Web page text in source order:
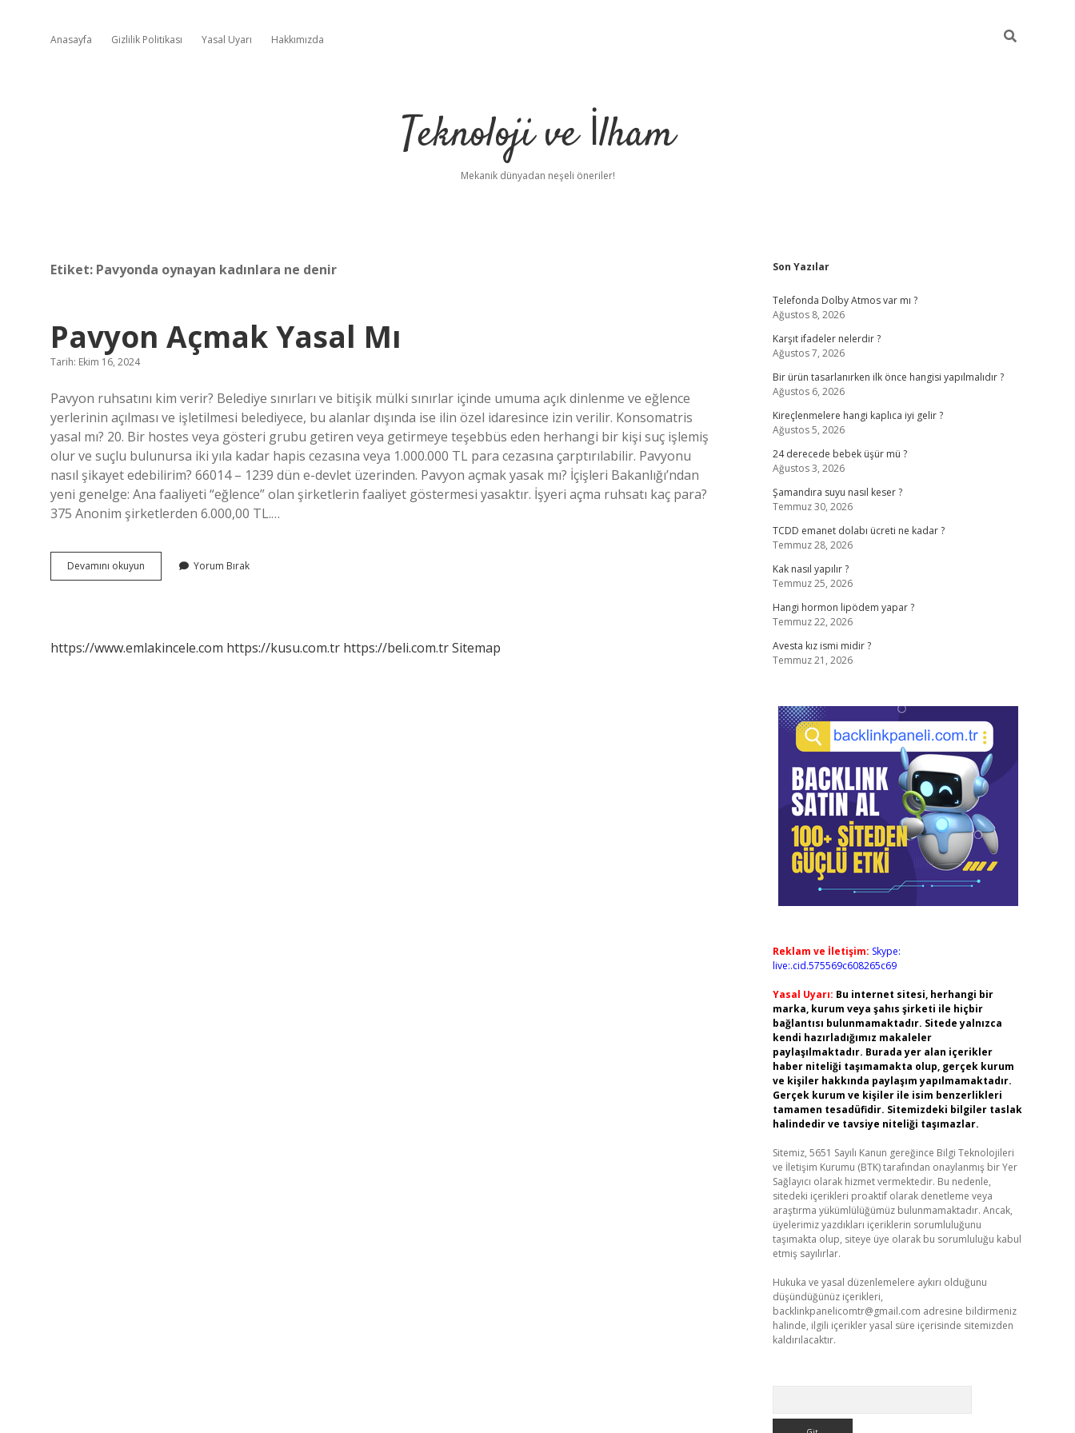
Anasayfa Gizlilik Politikası Yasal Uyarı Hakkımızda
Teknoloji ve İlham
Mekanik dünyadan neşeli öneriler!
Etiket: Pavyonda oynayan kadınlara ne denir
Pavyon Açmak Yasal Mı
Tarih: Ekim 16, 2024
Pavyon ruhsatını kim verir? Belediye sınırları ve bitişik mülki sınırlar içinde umuma açık dinlenme ve eğlence
yerlerinin açılması ve işletilmesi belediyece, bu alanlar dışında ise ilin özel idaresince izin verilir. Konsomatris
yasal mı? 20. Bir hostes veya gösteri grubu getiren veya getirmeye teşebbüs eden herhangi bir kişi suç işlemiş
olur ve suçlu bulunursa iki yıla kadar hapis cezasına veya 1.000.000 TL para cezasına çarptırılabilir. Pavyonu
nasıl şikayet edebilirim? 66014 – 1239 dün e-devlet üzerinden. Pavyon açmak yasak mı? İçişleri Bakanlığı’ndan
yeni genelge: Ana faaliyeti “eğlence” olan şirketlerin faaliyet göstermesi yasaktır. İşyeri açma ruhsatı kaç para?
375 Anonim şirketlerden 6.000,00 TL.…
Devamını okuyun
Açmak
Yorum Bırak
https://www.emlakincele.com https://kusu.com.tr https://beli.com.trSitemap
Sidebar
Son Yazılar
Telefonda Dolby Atmos var mı ?
Ağustos 8, 2026
Karşıt ifadeler nelerdir ?
Ağustos 7, 2026
Bir ürün tasarlanırken ilk önce hangisi yapılmalıdır ?
Ağustos 6, 2026
Kireçlenmelere hangi kaplıca iyi gelir ?
Ağustos 5, 2026
24 derecede bebek üşür mü ?
Ağustos 3, 2026
Şamandıra suyu nasıl keser ?
Temmuz 30, 2026
TCDD emanet dolabı ücreti ne kadar ?
Temmuz 28, 2026
Kak nasıl yapılır ?
Temmuz 25, 2026
Hangi hormon lipödem yapar ?
Temmuz 22, 2026
Avesta kız ismi midir ?
Temmuz 21, 2026
Reklam ve İletişim: Skype:
live:.cid.575569c608265c69
Yasal Uyarı: Bu internet sitesi, herhangi bir
marka, kurum veya şahıs şirketi ile hiçbir
bağlantısı bulunmamaktadır. Sitede yalnızca
kendi hazırladığımız makaleler
paylaşılmaktadır. Burada yer alan içerikler
haber niteliği taşımamakta olup, gerçek kurum
ve kişiler hakkında paylaşım yapılmamaktadır.
Gerçek kurum ve kişiler ile isim benzerlikleri
tamamen tesadüfidir. Sitemizdeki bilgiler taslak
halindedir ve tavsiye niteliği taşımazlar.
Sitemiz, 5651 Sayılı Kanun gereğince Bilgi Teknolojileri
ve İletişim Kurumu (BTK) tarafından onaylanmış bir Yer
Sağlayıcı olarak hizmet vermektedir. Bu nedenle,
sitedeki içerikleri proaktif olarak denetleme veya
araştırma yükümlülüğümüz bulunmamaktadır. Ancak,
üyelerimiz yazdıkları içeriklerin sorumluluğunu
taşımakta olup, siteye üye olarak bu sorumluluğu kabul
etmiş sayılırlar.
Hukuka ve yasal düzenlemelere aykırı olduğunu
düşündüğünüz içerikleri,
backlinkpanelicomtr@gmail.com adresine bildirmeniz
halinde, ilgili içerikler yasal süre içerisinde sitemizden
kaldırılacaktır.